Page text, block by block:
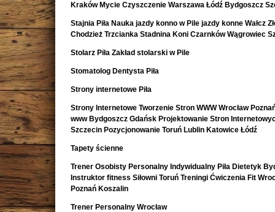
Kraków Mycie Czyszczenie Warszawa Łódź Bydgoszcz
Stajnia Piła Nauka jazdy konno w Pile jazdy konne Wałcz
Chodzież Trzcianka Stadnina Koni Czarnków Wągrowiec
Stolarz Piła Zakład stolarski w Pile
Stomatolog Dentysta Piła
Strony internetowe Piła
Strony Internetowe Tworzenie Stron WWW Wrocław
www Bydgoszcz Gdańsk Projektowanie Stron
Szczecin Pozycjonowanie Toruń Lublin Katowice Łódź
Tapety ścienne
Trener Osobisty Personalny Indywidualny Piła Dietetyk
Instruktor fitness Siłowni Toruń Treningi Ćwiczenia Fit
Poznań Koszalin
Trener Personalny Wrocław